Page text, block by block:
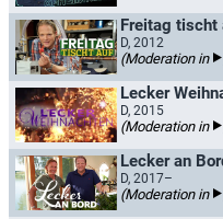
D, 2012
(Moderation in
D, 2015
(Moderation in
D, 2017–
(Moderation in